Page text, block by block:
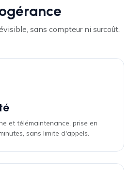
sans compteur ni surcoût.
et télémaintenance, prise en
sans limite d'appels.